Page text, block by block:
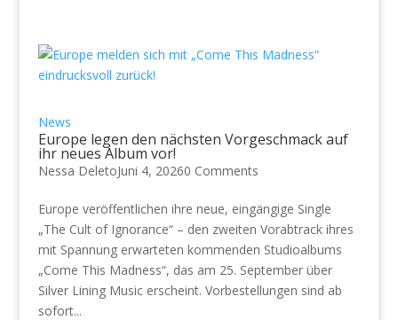
News
Europe legen den nächsten Vorgeschmack auf
ihr neues Album vor!
Nessa DeletoJuni 4, 20260 Comments
Europe veröffentlichen ihre neue, eingängige Single
„The Cult of Ignorance“ – den zweiten Vorabtrack ihres
mit Spannung erwarteten kommenden Studioalbums
„Come This Madness“, das am 25. September über
Silver Lining Music erscheint. Vorbestellungen sind ab
sofort...